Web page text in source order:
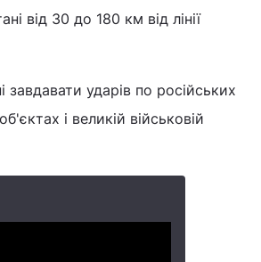
від 30 до 180 км від лінії
ударів по російських
і великій військовій